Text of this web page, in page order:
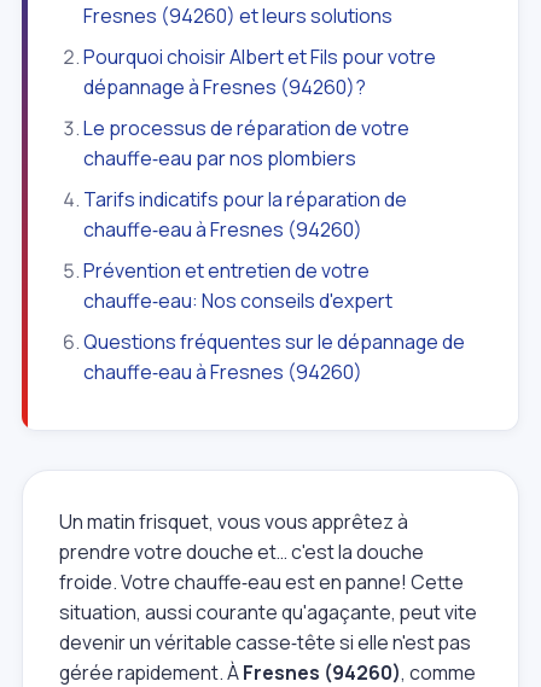
Fresnes (94260) et leurs solutions
Pourquoi choisir Albert et Fils pour votre
dépannage à Fresnes (94260)?
Le processus de réparation de votre
chauffe‑eau par nos plombiers
Tarifs indicatifs pour la réparation de
chauffe‑eau à Fresnes (94260)
Prévention et entretien de votre
chauffe‑eau: Nos conseils d'expert
Questions fréquentes sur le dépannage de
chauffe‑eau à Fresnes (94260)
Un matin frisquet, vous vous apprêtez à
prendre votre douche et… c'est la douche
froide. Votre chauffe‑eau est en panne! Cette
situation, aussi courante qu'agaçante, peut vite
devenir un véritable casse‑tête si elle n'est pas
gérée rapidement. ÀFresnes (94260), comme